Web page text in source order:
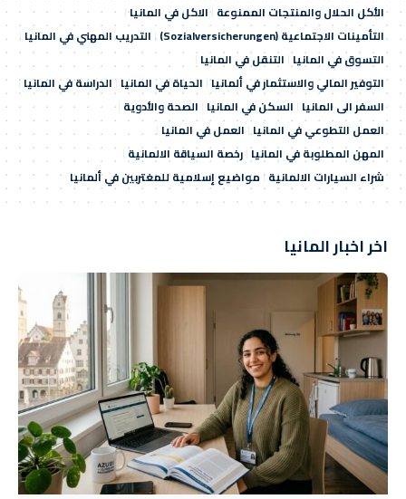
الأكل الحلال والمنتجات الممنوعة الاكل في المانيا
التأمينات الاجتماعية (Sozialversicherungen)
التدريب المهني في المانيا
التسوق في المانيا التنقل في المانيا
التوفير المالي والاستثمار في ألمانيا الحياة في المانيا الدراسة في المانيا
السفر الى المانيا السكن في المانيا الصحة والأدوية
العمل التطوعي في المانيا العمل في المانيا
المهن المطلوبة في المانيا رخصة السياقة الالمانية
شراء السيارات الالمانية مواضيع إسلامية للمغتربين في ألمانيا
اخر اخبار المانيا